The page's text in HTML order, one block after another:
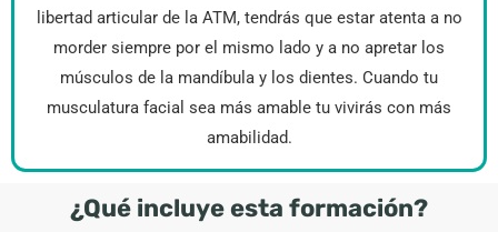
libertad articular de la ATM, tendrás que estar atenta a no
morder siempre por el mismo lado y a no apretar los
músculos de la mandíbula y los dientes. Cuando tu
musculatura facial sea más amable tu vivirás con más
amabilidad.
¿Qué incluye esta formación?